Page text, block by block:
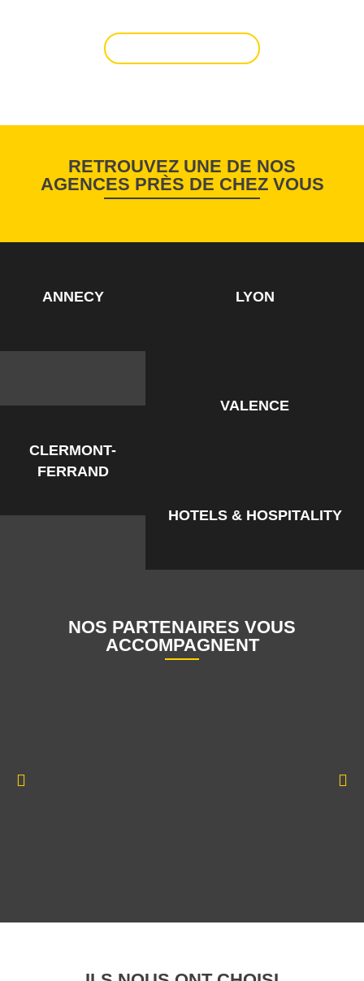
RETROUVEZ UNE DE NOS
AGENCES PRÈS DE CHEZ VOUS
ANNECY
CLERMONT-
FERRAND
LYON
VALENCE
HOTELS & HOSPITALITY
NOS PARTENAIRES VOUS
ACCOMPAGNENT